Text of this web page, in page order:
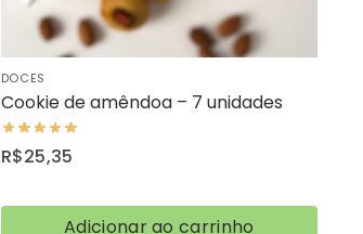
DOCES
Cookie de amêndoa – 7 unidades
R$25,35
Adicionar ao carrinho